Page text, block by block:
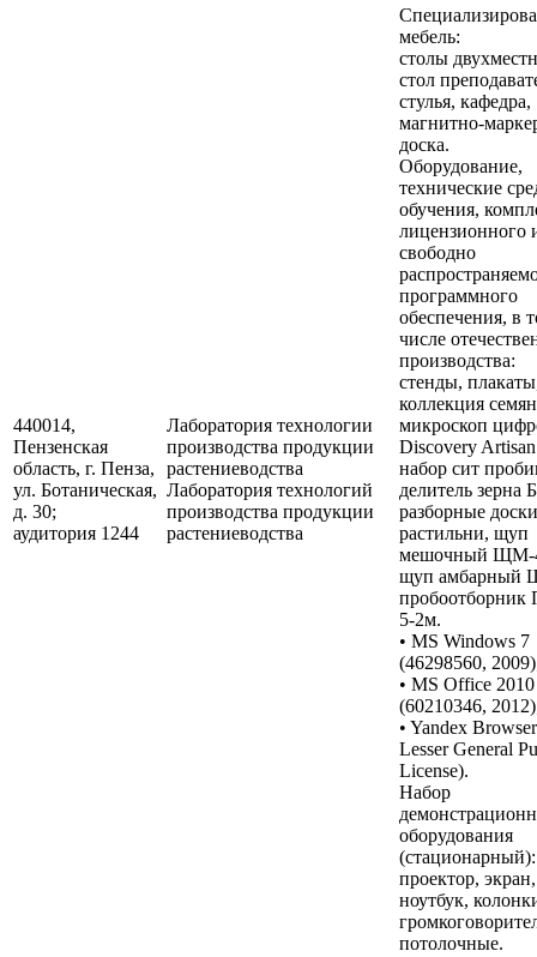
440014,
Пензенская
область, г. Пенза,
ул. Ботаническая,
д. 30;
аудитория 1244
Лаборатория технологии
производства продукции
растениеводства
Лаборатория технологий
производства продукции
растениеводства
мебель:
столы
стол
стулья, кафедра,
магнитно-
доска.
Оборудование,
технические
обучения,
лицензионного
свободно
программного
обеспечения, в
числе
производства:
стенды,
коллекция
микроскоп
Discovery
набор сит
делитель зерна
разборные
растильни, щуп
мешочный ЩМ-
щуп амбарный
5-2м.
• MS Windows 7
(46298560,
• MS Office 2010
(60210346,
• Yandex
Lesser General
License).
Набор
оборудования
(стационарный):
проектор, экран,
ноутбук,
потолочные.